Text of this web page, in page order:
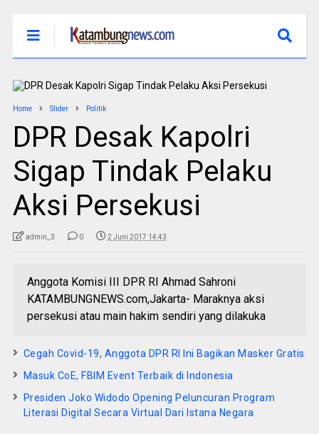
Home Slider Politik
DPR Desak Kapolri
Sigap Tindak Pelaku
Aksi Persekusi
admin_3 0 2 Juni 2017 14:43
Anggota Komisi III DPR RI Ahmad Sahroni
KATAMBUNGNEWS.com,Jakarta- Maraknya aksi
persekusi atau main hakim sendiri yang dilakuka
Cegah Covid-19, Anggota DPR RI Ini Bagikan Masker Gratis
Masuk CoE, FBIM Event Terbaik di Indonesia
Presiden Joko Widodo Opening Peluncuran Program
Literasi Digital Secara Virtual Dari Istana Negara